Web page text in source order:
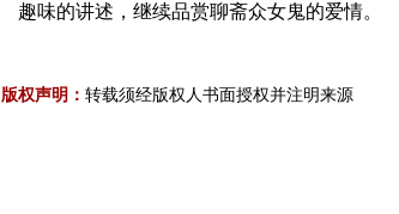
趣味的讲述，继续品赏聊斋众女鬼的爱情。
版权声明： 转载须经版权人书面授权并注明来源